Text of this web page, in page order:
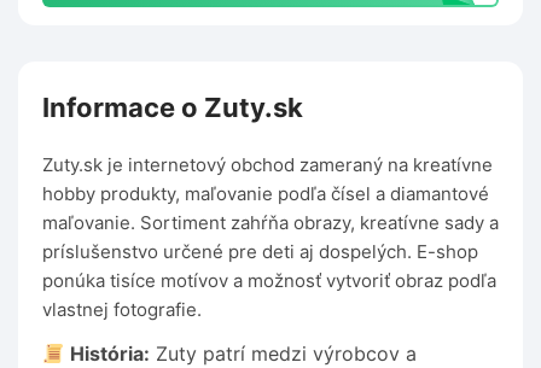
Informace o Zuty.sk
Zuty.sk je internetový obchod zameraný na kreatívne
hobby produkty, maľovanie podľa čísel a diamantové
maľovanie. Sortiment zahŕňa obrazy, kreatívne sady a
príslušenstvo určené pre deti aj dospelých. E-shop
ponúka tisíce motívov a možnosť vytvoriť obraz podľa
vlastnej fotografie.
História: Zuty patrí medzi výrobcov a